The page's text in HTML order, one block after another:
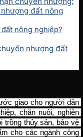
đất nông
nông nghiệp?
nhượng đất
giao cho người dân
chăn nuôi, nghiên
trồng thủy sản, bảo vệ
cho các ngành công